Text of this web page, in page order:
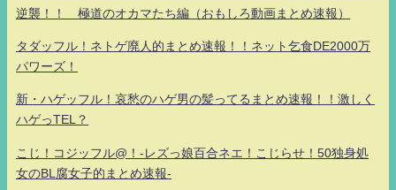
逆襲！！ 極道のオカマたち編（おもしろ動画まとめ速報）
タダッフル！ネトゲ廃人的まとめ速報！！ネット乞食DE2000万
パワーズ！
新・ハゲッフル！哀愁のハゲ男の髪ってるまとめ速報！！激しく
ハゲっTEL？
こじ！コジッフル@！-レズっ娘百合ネエ！こじらせ！50独身処
女のBL腐女子的まとめ速報-